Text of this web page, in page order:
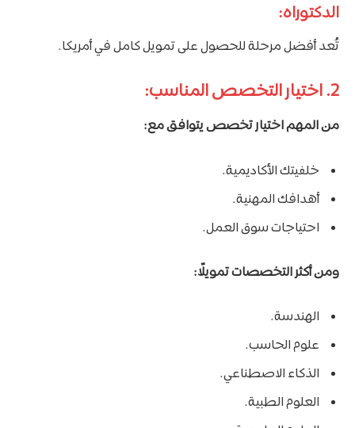
الدكتوراه:
تُعد أفضل مرحلة للحصول على تمويل كامل في أمريكا.
2. اختيار التخصص المناسب:
من المهم اختيار تخصص يتوافق مع:
خلفيتك الأكاديمية.
أهدافك المهنية.
احتياجات سوق العمل.
ومن أكثر التخصصات تمويلًا:
الهندسة.
علوم الحاسب.
الذكاء الاصطناعي.
العلوم الطبية.